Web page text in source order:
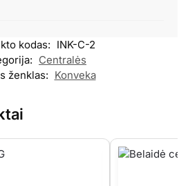
kodas: INK-C-2
Centralės
ženklas: Konveka